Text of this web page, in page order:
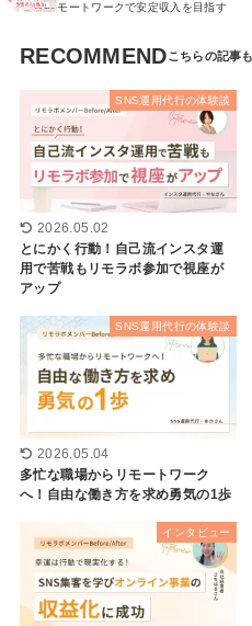
モートワークで安定収入を目指す
RECOMMEND
SNS運用代行の体験談
2026.05.02
とにかく行動！自己流インスタ運
用で苦戦もリモラボ参加で視座が
アップ
SNS運用代行の体験談
2026.05.04
多忙な職場からリモートワーク
へ！自由な働き方を求め勇気の1歩
インタビュー